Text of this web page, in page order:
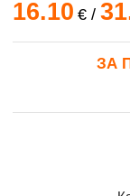
16.10 €/
ЗА